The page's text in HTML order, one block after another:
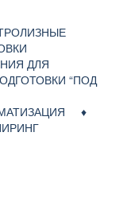
ДЛЯ
“ПОД
♦